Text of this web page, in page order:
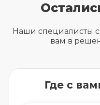
Наши специалисты
вам в
Где с